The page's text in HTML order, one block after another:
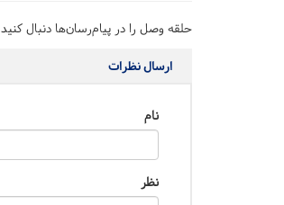
حلقه وصل را در پیام‌رسان‌ها دنبال کنید
ارسال نظرات
نام
نظر